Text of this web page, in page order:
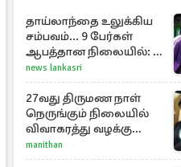
தாய்லாந்தை உலுக்கிய
சம்பவம்... 9 பேர்கள்
ஆபத்தான நிலையில்: 8
பேர் பலி
news lankasri
27வது திருமண நாள்
நெருங்கும் நிலையில்
விவாகரத்து வழக்கு
வாபஸ்! விஜய்யுடன்
மீண்டும் இணைவாரா?
manithan